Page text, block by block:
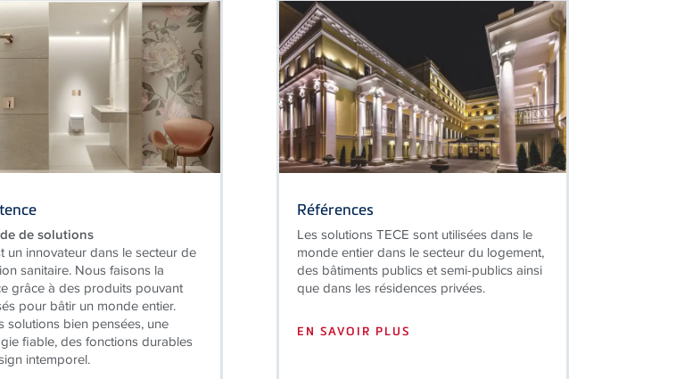
de solutions
un innovateur dans le secteur de
sanitaire. Nous faisons la
grâce à des produits pouvant
pour bâtir un monde entier.
solutions bien pensées, une
fiable, des fonctions durables
intemporel.
Références
Les solutions
des bâtiments publics et semi-publics ainsi
que dans les résidences privées.